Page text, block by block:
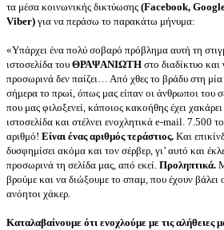
τα μέσα κοινωνικής δικτύωσης (Facebook,
Viber) για να περάσω το παρακάτω μήνυμα:
«Υπάρχει ένα πολύ σοβαρό πρόβλημα αυτή τη
ιστοσελίδα του ΘΡΑΨΑΝΙΩΤΗ στο διαδίκτυο και
προσωρινά δεν παίζει… Από χθες το βράδυ στη μία
σήμερα το πρωί, όπως μας είπαν οι άνθρωποι του
που μας φιλοξενεί, κάποιος κακοήθης έχει
ιστοσελίδα και στέλνει ενοχλητικά e-mail. 7.500
αριθμό! Είναι ένας αριθμός τεράστιος. Και
δυσφημίσει ακόμα και τον σέρβερ, γι’ αυτό και
προσωρινά τη σελίδα μας, από εκεί. Προληπτικά.
βρούμε και να διώξουμε το σπαμ, που έχουν βάλει
ανόητοι χάκερ.
Καταλαβαίνουμε ότι ενοχλούμε με τις αλήθειες